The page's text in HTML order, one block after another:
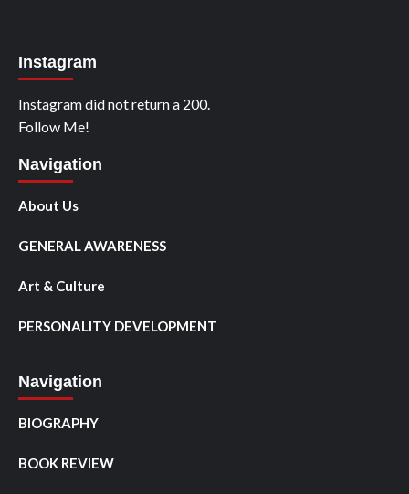
Instagram
Instagram did not return a 200.
Follow Me!
Navigation
About Us
GENERAL AWARENESS
Art & Culture
PERSONALITY DEVELOPMENT
Navigation
BIOGRAPHY
BOOK REVIEW